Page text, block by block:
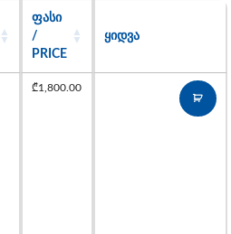
ᲤᲐᲡᲘ
/
PRICE
ᲧᲘᲓᲕᲐ
₾1,800.00